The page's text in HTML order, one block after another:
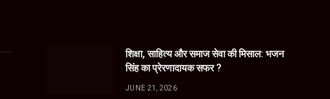
शिक्षा, साहित्य और समाज सेवा की मिसाल: भजन
सिंह का प्रेरणादायक सफर ?
JUNE 21, 2026